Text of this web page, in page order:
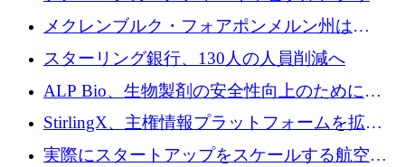
ンタム・キャピタルが気候変動対策ハードウ
を確保
メクレンブルク・フォアポンメルン州は
Nextcloud を州全体に展開し、オープンソース
戦略を拡大
スターリング銀行、130人の人員削減へ
ALP Bio、生物製剤の安全性向上のために
Venture Kick から 16 万 1,000 ユーロを調達
StirlingX、主権情報プラットフォームを拡張
するためにシリーズ A で 2,000 万ドルを確保
実際にスタートアップをスケールする航空イ